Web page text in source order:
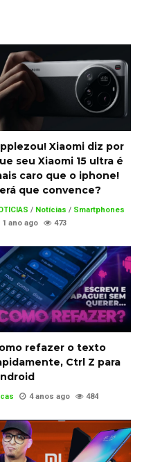
Xiaomi diz por
seu Xiaomi 15 ultra é
caro que o iphone!
que convence?
/ Notícias / Smartphones
1 ano ago
473
refazer o texto
Ctrl Z para
4 anos ago 484